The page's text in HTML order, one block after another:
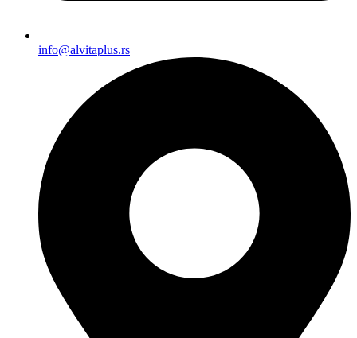
info@alvitaplus.rs